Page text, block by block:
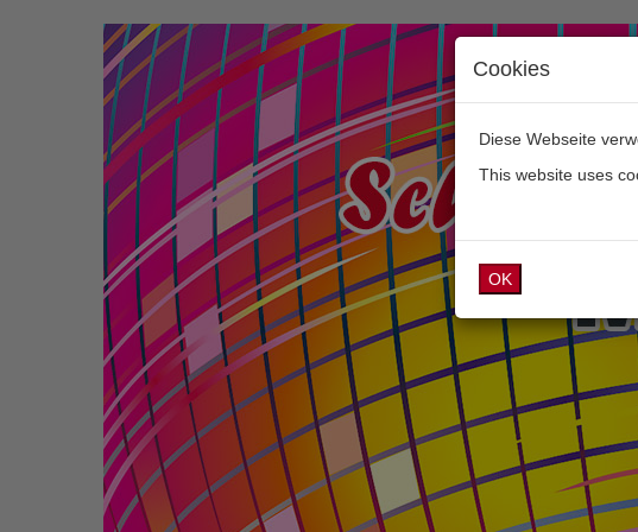
Cookies
Diese Webseite
This website uses
OK